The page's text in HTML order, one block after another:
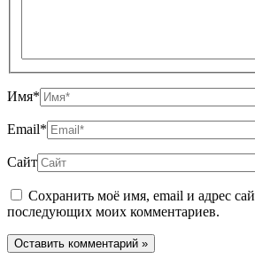
Имя*
Email*
Сайт
Сохранить моё имя, email и адрес
последующих моих комментариев.